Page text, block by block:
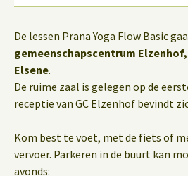
De lessen Prana Yoga Flow Basic
gemeenschapscentrum Elzenhof,
Elsene.
De ruime zaal is gelegen op de
receptie van GC Elzenhof bevindt
Kom best te voet, met de fiets of
vervoer. Parkeren in de buurt kan
avonds: